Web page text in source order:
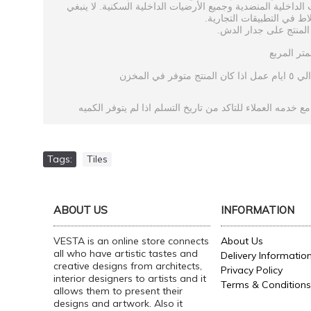
الداخلية المنضدية وجميع الأرضيات الداخلية السكنية لا ينبغي
في التطبيقات التجارية
المنتج على جدار الدش
المربع
الي ٥ ايام عمل اذا كان المنتج متوفر في المخزن
مع خدمه العملاء للتاكد من تاريخ التسلم اذا لم يتوفر الكميه
Tags: Tiles
ABOUT US
VESTA is an online store connects
all who have artistic tastes and
creative designs from architects,
interior designers to artists and it
allows them to present their
designs and artwork. Also it
INFORMATION
About Us
Delivery
Privacy Policy
Terms & Conditions